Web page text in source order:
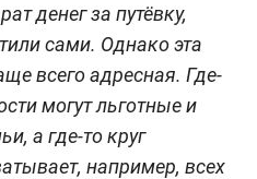
денег за путёвку,
сами. Однако эта
всего адресная. Где-
могут льготные и
а где-то круг
например, всех